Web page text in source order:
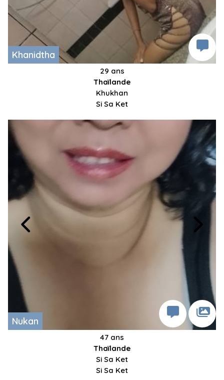
Khanidtha
29 ans
Thaïlande
Khukhan
Si Sa Ket
Nukan
47 ans
Thaïlande
Si Sa Ket
Si Sa Ket